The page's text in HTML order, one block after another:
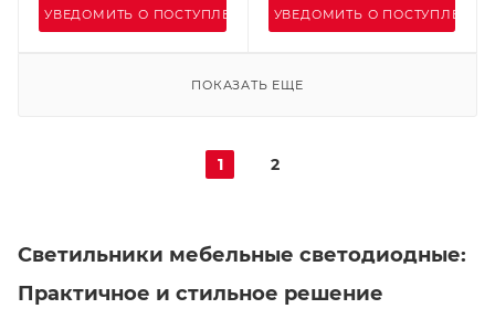
УВЕДОМИТЬ О ПОСТУПЛЕНИИ УВЕДОМИТЬ О ПОСТУПЛЕНИИ
ПОКАЗАТЬ ЕЩЕ
1 2
Светильники мебельные светодиодные:
Практичное и стильное решение